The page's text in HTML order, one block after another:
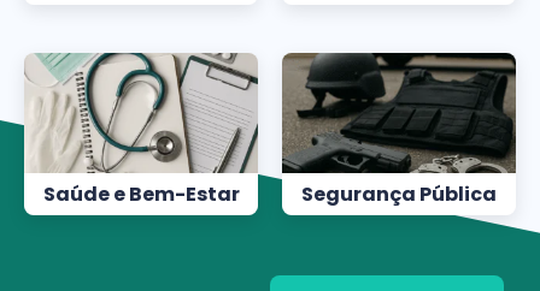
Saúde e Bem-Estar Segurança Pública